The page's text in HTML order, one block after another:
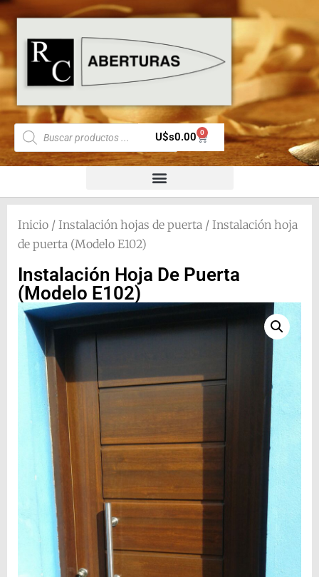
U$s0.00 0
Inicio / Instalación hojas de puerta / Instalación hoja
de puerta (Modelo E102)
Instalación Hoja De Puerta
(Modelo E102)